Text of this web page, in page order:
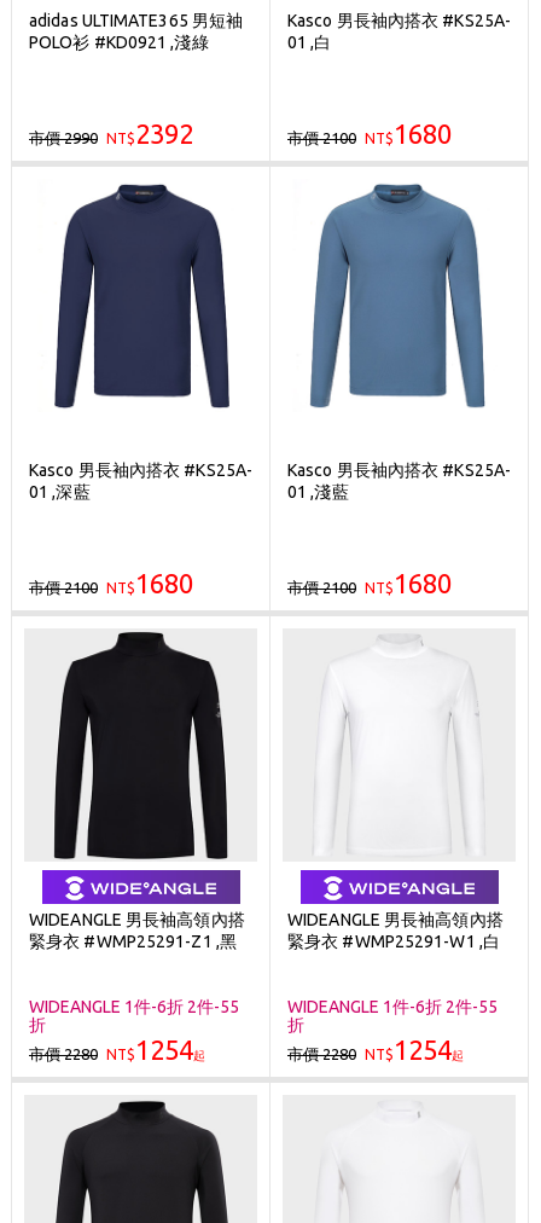
adidas ULTIMATE365 男短袖
POLO衫 #KD0921 ,淺綠
市價 2990 NT$ 2392
Kasco 男長袖內搭衣 #KS25A-
01 ,白
市價 2100 NT$ 1680
Kasco 男長袖內搭衣 #KS25A-
01 ,深藍
市價 2100 NT$ 1680
Kasco 男長袖內搭衣 #KS25A-
01 ,淺藍
市價 2100 NT$ 1680
WIDEANGLE 男長袖高領內搭
緊身衣 #WMP25291-Z1 ,黑
WIDEANGLE 1件-6折 2件-55
折
市價 2280 NT$ 1254起
WIDEANGLE 男長袖高領內搭
緊身衣 #WMP25291-W1 ,白
WIDEANGLE 1件-6折 2件-55
折
市價 2280 NT$ 1254起